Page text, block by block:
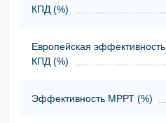
КПД (%)
Европейская эффективность
КПД (%)
Эффективность МРРТ (%)